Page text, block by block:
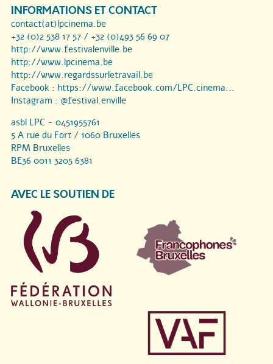
INFORMATIONS ET CONTACT
contact(at)lpcinema.be
+32 (0)2 538 17 57 / +32 (0)493 56 69 07
http://www.festivalenville.be
http://www.lpcinema.be
http://www.regardssurletravail.be
Facebook : https://www.facebook.com/LPC.cinema...
Instagram : @festival.enville
asbl LPC - 0451955761
5 A rue du Fort / 1060 Bruxelles
RPM Bruxelles
BE36 0011 3205 6381
AVEC LE SOUTIEN DE